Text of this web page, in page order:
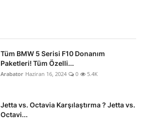
Tüm BMW 5 Serisi F10 Donanım
Paketleri! Tüm Özelli...
Arabator Haziran 16, 2024 0 5.4K
Jetta vs. Octavia Karşılaştırma ? Jetta vs.
Octavi...